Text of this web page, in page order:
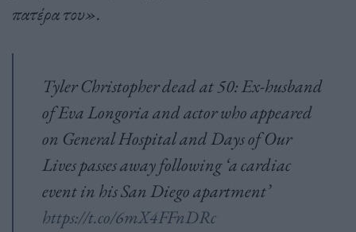
πατέρα του».
Tyler Christopher dead at 50: Ex-husband
of Eva Longoria and actor who appeared
on General Hospital and Days of Our
Lives passes away following ‘a cardiac
event in his San Diego apartment’
https://t.co/6mX4FFnDRc